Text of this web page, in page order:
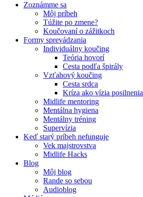
Zoznámme sa
Môj príbeh
Túžite po zmene?
Koučovaní o zážitkoch
Formy sprevádzania
Individuálny koučing
Teória hovorí
Cesta podľa špirály
Vzťahový koučing
Cesta srdca
Kríza ako vízia posilnenia
Midlife mentoring
Mentálna hygiena
Mentálny tréning
Supervízia
Keď starý príbeh nefunguje
Vek majstrovstva
Midlife Hacks
Blog
Môj blog
Rande so sebou
Audioblog